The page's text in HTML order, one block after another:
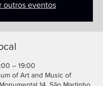
outros eventos
– 19:00
of Art and Music of